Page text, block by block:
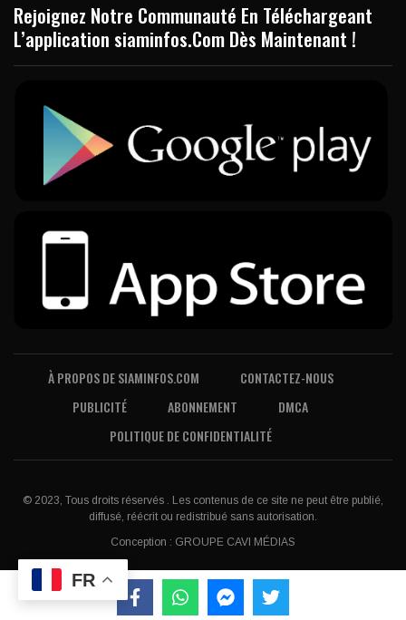
Rejoignez Notre Communauté En Téléchargeant
L’application siaminfos.Com Dès Maintenant !
À PROPOS DE SIAMINFOS.COM
CONTACTEZ-NOUS
PUBLICITÉ
ABONNEMENT
DMCA
POLITIQUE DE CONFIDENTIALITÉ
© 2023, Tous droits réservés . Les contenus de ce site ne peut être publié,
diffusé, réécrit ou redistribué sans autorisation.
Conception : GROUPE CAVI MÉDIAS
FR